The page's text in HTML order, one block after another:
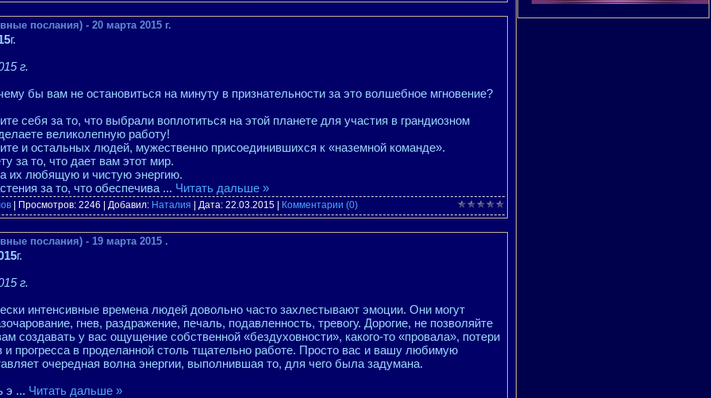
послания) - 20 марта 2015 г.
г.
г.
бы вам не остановиться на минуту в признательности за это волшебное мгновение?
себя за то, что выбрали воплотиться на этой планете для участия в грандиозном
великолепную работу!
и остальных людей, мужественно присоединившихся к «наземной команде».
за то, что дает вам этот мир.
их любящую и чистую энергию.
за то, что обеспечива ... Читать дальше »
| Просмотров: 2246 | Добавил: Наталия | Дата: 22.03.2015 Комментарии (0)
послания) - 19 марта 2015 .
г.
г.
интенсивные времена людей довольно часто захлестывают эмоции. Они могут
гнев, раздражение, печаль, подавленность, тревогу. Дорогие, не позволяйте
создавать у вас ощущение собственной «бездуховности», какого-то «провала», потери
и прогресса в проделанной столь тщательно работе. Просто вас и вашу любимую
очередная волна энергии, выполнившая то, для чего была задумана.
э ... Читать дальше »